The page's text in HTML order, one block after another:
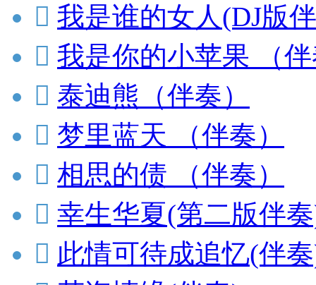
 我是谁的女人(DJ版
 我是你的小苹果 （
 泰迪熊（伴奏）
 梦里蓝天 （伴奏）
 相思的债 （伴奏）
 幸生华夏(第二版伴
 此情可待成追忆(伴